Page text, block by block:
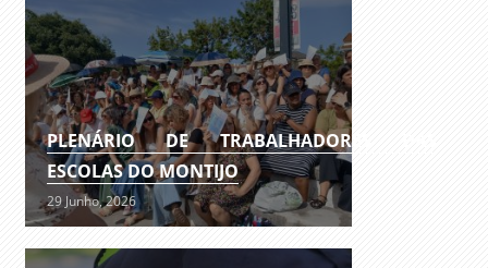
PLENÁRIO DE TRABALHADORES DAS
ESCOLAS DO MONTIJO
29 Junho, 2026